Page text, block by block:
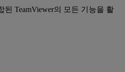
된 TeamViewer의 모든 기능을 활